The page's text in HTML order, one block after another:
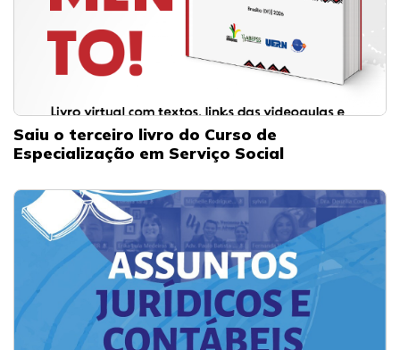
Saiu o terceiro livro do Curso de
Especialização em Serviço Social